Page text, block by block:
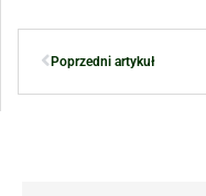
Poprzedni artykuł